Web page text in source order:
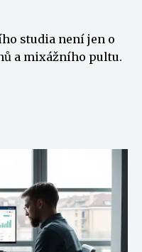
studia není jen o
a mixážního pultu.